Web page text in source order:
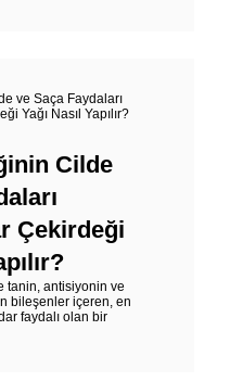
Cilde
Çekirdeği
tanin, antisiyonin ve
bileşenler içeren, en
faydalı olan bir